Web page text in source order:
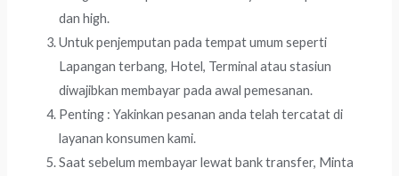
dan high.
Untuk penjemputan pada tempat umum seperti
Lapangan terbang, Hotel, Terminal atau stasiun
diwajibkan membayar pada awal pemesanan.
Penting : Yakinkan pesanan anda telah tercatat di
layanan konsumen kami.
Saat sebelum membayar lewat bank transfer, Minta